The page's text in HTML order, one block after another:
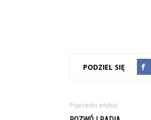
PODZIEL SIĘ
Poprzedni artykuł